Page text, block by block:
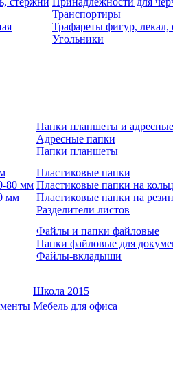
Транспортиры
Трафареты фигур, лекал,
Угольники
Папки планшеты и
Адресные папки
Папки планшеты
80 мм
мм
Пластиковые папки
Пластиковые папки на
Пластиковые папки на
Разделители листов
Файлы и папки файловые
Папки файловые для
Файлы-вкладыши
Школа 2015
Мебель для офиса